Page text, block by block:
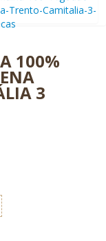
100%
3